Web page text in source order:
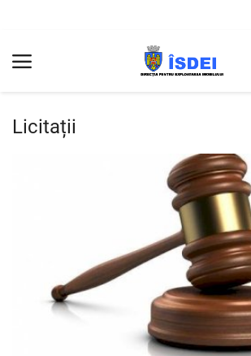
INFORMAŢII
SERVICII PRESTATE
Licitații